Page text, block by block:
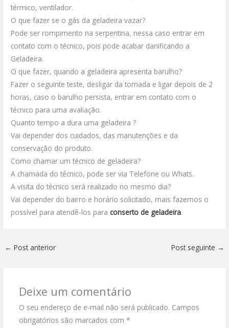
térmico, ventilador.
O que fazer se o gás da geladeira vazar?
Pode ser rompimento na serpentina, nessa caso entrar em
contato com o técnico, pois pode acabar danificando a
Geladeira.
O que fazer, quando a geladeira apresenta barulho?
Fazer o seguinte teste, desligar da tomada e ligar depois de 2
horas, caso o barulho persista, entrar em contato com o
técnico para uma avaliação.
Quanto tempo a dura uma geladeira ?
Vai depender dos cuidados, das manutenções e da
conservação do produto.
Como chamar um técnico de geladeira?
A chamada do técnico, pode ser via Telefone ou Whats.
A visita do técnico será realizado no mesmo dia?
Vai depender do bairro e horário solicitado, mais fazemos o
possível para atendê-los paraconserto de geladeira.
← Post anterior Post seguinte →
Deixe um comentário
O seu endereço de e-mail não será publicado. Campos
obrigatórios são marcados com *